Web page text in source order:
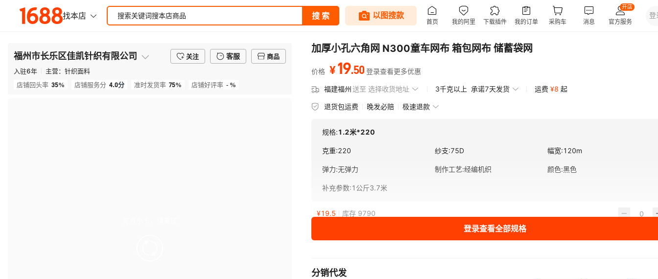
福州市长乐区佳凯针织有限公司 关注 客服
商品
入驻6年 主营： 针织面料
店铺回头率 35% 店铺服务分 4.0分 准时发货率 75% 店铺好评率 - %
加厚小孔六角网 N300童车网布 箱包网布 储蓄袋网
价格 ¥19.50 登录查看更多优惠
福建福州送至 选择收货地址 3千克以上 承诺7天发货 运费 ¥8 起
退货包运费 晚发必赔 极速退款
规格:1.2米*220
克重:220 纱支:75D 幅宽:120m
弹力:无弹力 制作工艺:经编机织 颜色:黑色
补充参数:1公斤3.7米
¥19.5 库存 9790
登录查看全部规格
分销代发